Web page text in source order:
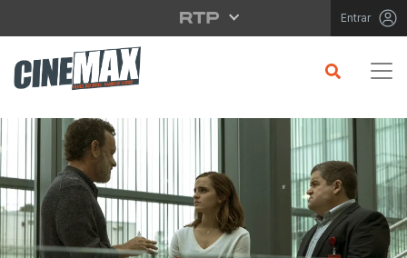
Saltar para o conteúdo principal Entrar